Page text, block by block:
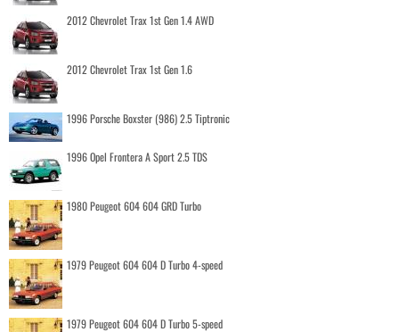
2012 Chevrolet Trax 1st Gen 1.4 AWD
2012 Chevrolet Trax 1st Gen 1.6
1996 Porsche Boxster (986) 2.5 Tiptronic
1996 Opel Frontera A Sport 2.5 TDS
1980 Peugeot 604 604 GRD Turbo
1979 Peugeot 604 604 D Turbo 4-speed
1979 Peugeot 604 604 D Turbo 5-speed